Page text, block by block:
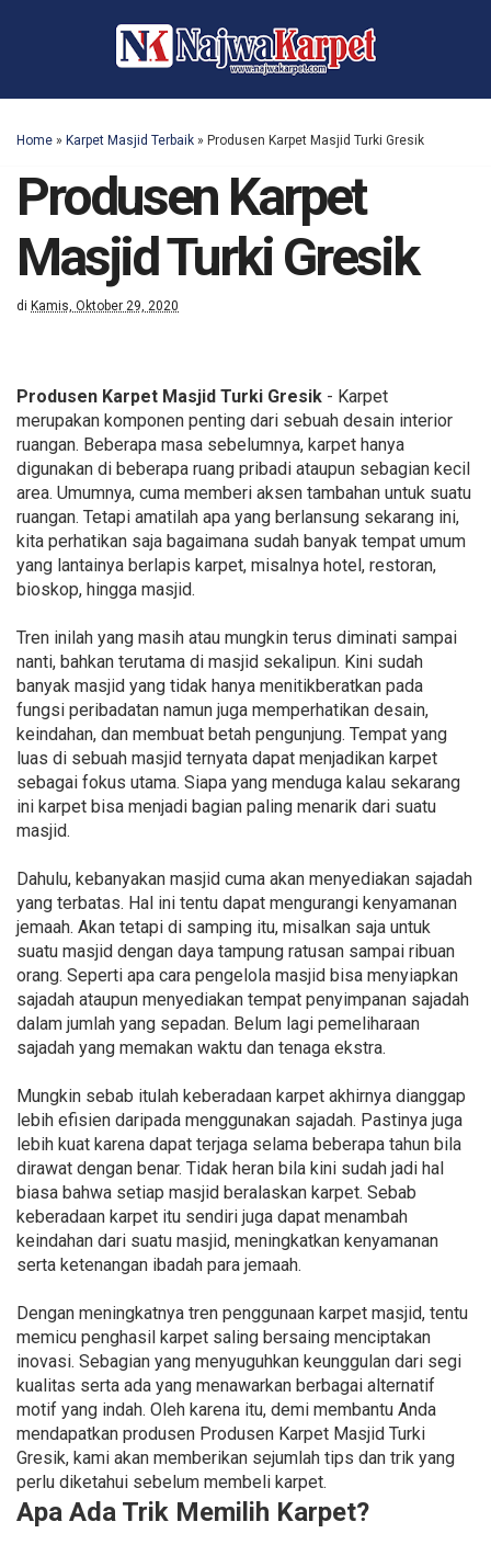
Home » Karpet Masjid Terbaik » Produsen Karpet Masjid Turki Gresik
Produsen Karpet
Masjid Turki Gresik
di Kamis, Oktober 29, 2020
Produsen Karpet Masjid Turki Gresik - Karpet
merupakan komponen penting dari sebuah desain interior
ruangan. Beberapa masa sebelumnya, karpet hanya
digunakan di beberapa ruang pribadi ataupun sebagian kecil
area. Umumnya, cuma memberi aksen tambahan untuk suatu
ruangan. Tetapi amatilah apa yang berlansung sekarang ini,
kita perhatikan saja bagaimana sudah banyak tempat umum
yang lantainya berlapis karpet, misalnya hotel, restoran,
bioskop, hingga masjid.
Tren inilah yang masih atau mungkin terus diminati sampai
nanti, bahkan terutama di masjid sekalipun. Kini sudah
banyak masjid yang tidak hanya menitikberatkan pada
fungsi peribadatan namun juga memperhatikan desain,
keindahan, dan membuat betah pengunjung. Tempat yang
luas di sebuah masjid ternyata dapat menjadikan karpet
sebagai fokus utama. Siapa yang menduga kalau sekarang
ini karpet bisa menjadi bagian paling menarik dari suatu
masjid.
Dahulu, kebanyakan masjid cuma akan menyediakan sajadah
yang terbatas. Hal ini tentu dapat mengurangi kenyamanan
jemaah. Akan tetapi di samping itu, misalkan saja untuk
suatu masjid dengan daya tampung ratusan sampai ribuan
orang. Seperti apa cara pengelola masjid bisa menyiapkan
sajadah ataupun menyediakan tempat penyimpanan sajadah
dalam jumlah yang sepadan. Belum lagi pemeliharaan
sajadah yang memakan waktu dan tenaga ekstra.
Mungkin sebab itulah keberadaan karpet akhirnya dianggap
lebih efisien daripada menggunakan sajadah. Pastinya juga
lebih kuat karena dapat terjaga selama beberapa tahun bila
dirawat dengan benar. Tidak heran bila kini sudah jadi hal
biasa bahwa setiap masjid beralaskan karpet. Sebab
keberadaan karpet itu sendiri juga dapat menambah
keindahan dari suatu masjid, meningkatkan kenyamanan
serta ketenangan ibadah para jemaah.
Dengan meningkatnya tren penggunaan karpet masjid, tentu
memicu penghasil karpet saling bersaing menciptakan
inovasi. Sebagian yang menyuguhkan keunggulan dari segi
kualitas serta ada yang menawarkan berbagai alternatif
motif yang indah. Oleh karena itu, demi membantu Anda
mendapatkan produsen Produsen Karpet Masjid Turki
Gresik, kami akan memberikan sejumlah tips dan trik yang
perlu diketahui sebelum membeli karpet.
Apa Ada Trik Memilih Karpet?